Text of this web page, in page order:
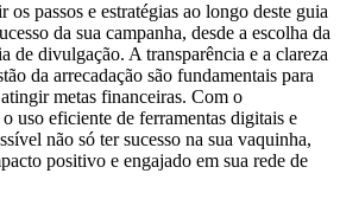
os passos e estratégias ao longo deste guia
da sua campanha, desde a escolha da
de divulgação. A transparência e a clareza
da arrecadação são fundamentais para
metas financeiras. Com o
uso eficiente de ferramentas digitais e
não só ter sucesso na sua vaquinha,
positivo e engajado em sua rede de